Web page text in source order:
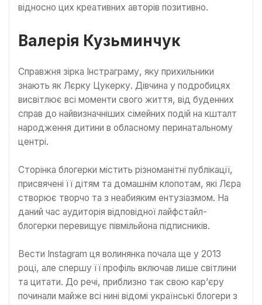
відносно цих креативних авторів позитивно.
Валерія Кузьминчук
Справжня зірка Інстраграму, яку прихильники
знають як Лєрку Цукерку. Дівчина у подробицях
висвітлює всі моменти свого життя, від буденних
справ до найвизначніших сімейних подій на кшталт
народження дитини в обласному перинатальному
центрі.
Сторінка блогерки містить різноманітні публікації,
присвячені її дітям та домашнім клопотам, які Лєра
створює творчо та з неабияким ентузіазмом. На
даний час аудиторія відповідної лайфстайл-
блогерки перевищує півмільйона підписників.
Вести Instagram ця волинянка почала ще у 2013
році, але спершу її профіль включав лише світлини
та цитати. До речі, приблизно так свою кар’єру
починали майже всі нині відомі українські блогери з